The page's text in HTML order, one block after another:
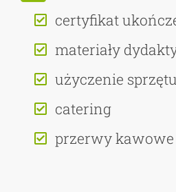
certyfikat
materiały
użyczenie
catering
przerwy kawowe